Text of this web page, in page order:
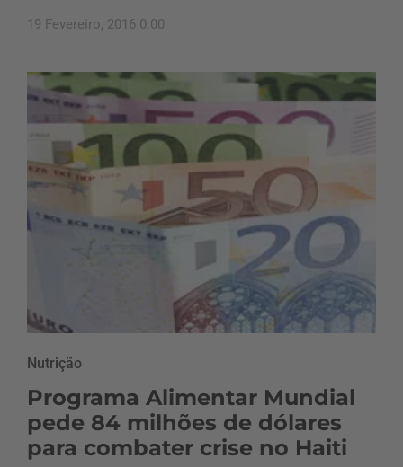
19 Fevereiro, 2016 0:00
Nutrição
Programa Alimentar Mundial
pede 84 milhões de dólares
para combater crise no Haiti